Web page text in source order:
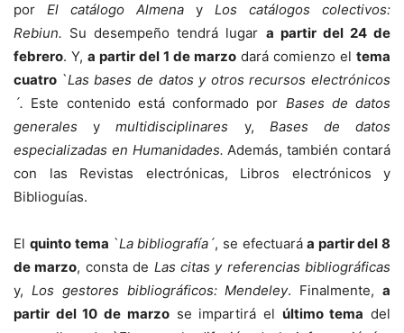
por El catálogo Almena y Los catálogos colectivos:
Rebiun. Su desempeño tendrá lugar a partir del 24 de
febrero. Y, a partir del 1 de marzo dará comienzo el tema
cuatro `Las bases de datos y otros recursos electrónicos
´. Este contenido está conformado por Bases de datos
generalesymultidisciplinares y, Bases de datos
especializadas en Humanidades.Además, también contará
con las Revistas electrónicas, Libros electrónicos y
Biblioguías.
El quinto tema `La bibliografía´, se efectuaráa partir del 8
de marzo, consta de Las citas y referencias bibliográficas
y, Los gestores bibliográficos: Mendeley. Finalmente,a
partir del 10 de marzose impartirá el último tema del